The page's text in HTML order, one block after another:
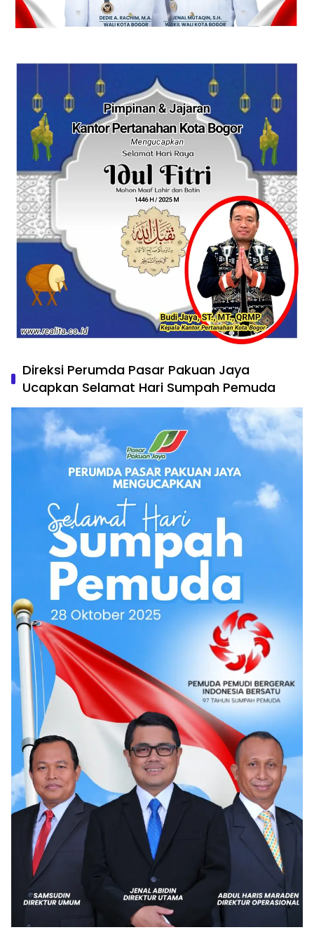
Direksi Perumda Pasar Pakuan Jaya
Ucapkan Selamat Hari Sumpah Pemuda